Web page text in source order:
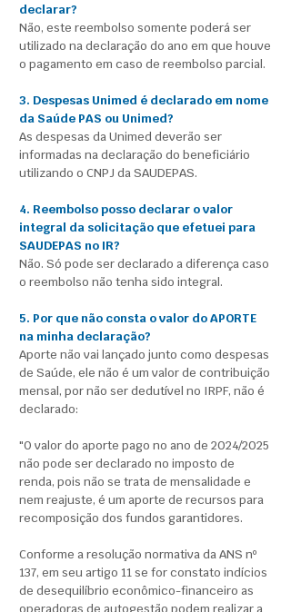
declarar?
Não, este reembolso somente poderá ser
utilizado na declaração do ano em que houve
o pagamento em caso de reembolso parcial.
3. Despesas Unimed é declarado em nome
da Saúde PAS ou Unimed?
As despesas da Unimed deverão ser
informadas na declaração do beneficiário
utilizando o CNPJ da SAUDEPAS.
4. Reembolso posso declarar o valor
integral da solicitação que efetuei para
SAUDEPAS no IR?
Não. Só pode ser declarado a diferença caso
o reembolso não tenha sido integral.
5. Por que não consta o valor do APORTE
na minha declaração?
Aporte não vai lançado junto como despesas
de Saúde, ele não é um valor de contribuição
mensal, por não ser dedutível no IRPF, não é
declarado:
"O valor do aporte pago no ano de 2024/2025
não pode ser declarado no imposto de
renda, pois não se trata de mensalidade e
nem reajuste, é um aporte de recursos para
recomposição dos fundos garantidores.
Conforme a resolução normativa da ANS nº
137, em seu artigo 11 se for constato indícios
de desequilíbrio econômico-financeiro as
operadoras de autogestão podem realizar a